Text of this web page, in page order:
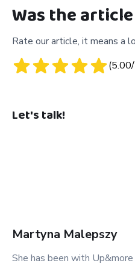
Was the
Rate our article, it means a
(5.00
Let's talk!
Martyna Malepszy
She has been with